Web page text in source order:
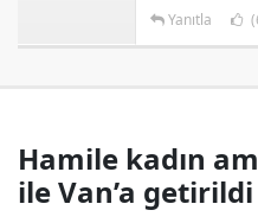
Yanıtla
Hamile kadın
ile Van’a getirildi